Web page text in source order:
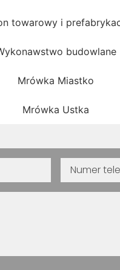
towarowy i
budowlane
Mrówka Miastko
Mrówka Ustka